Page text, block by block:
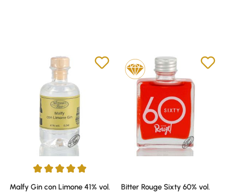
Durchschnittliche Bewertung von 5 von 5 Sternen
Malfy Gin con Limone 41% vol.
Bitter Rouge Sixty 60% vol.